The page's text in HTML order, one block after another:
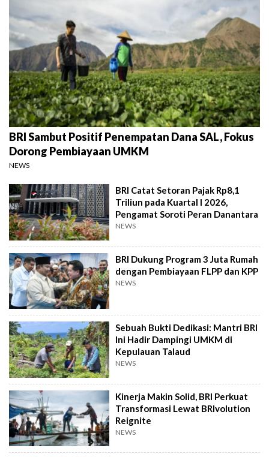
BRI Sambut Positif Penempatan Dana SAL, Fokus
Dorong Pembiayaan UMKM
NEWS
BRI Catat Setoran Pajak Rp8,1
Triliun pada Kuartal I 2026,
Pengamat Soroti Peran Danantara
NEWS
BRI Dukung Program 3 Juta Rumah
dengan Pembiayaan FLPP dan KPP
NEWS
Sebuah Bukti Dedikasi: Mantri BRI
Ini Hadir Dampingi UMKM di
Kepulauan Talaud
NEWS
Kinerja Makin Solid, BRI Perkuat
Transformasi Lewat BRIvolution
Reignite
NEWS